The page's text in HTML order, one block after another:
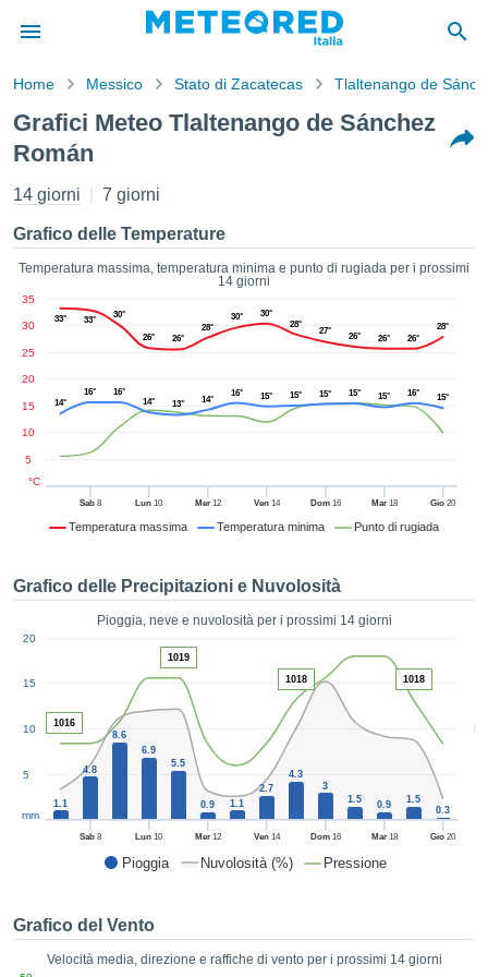
di
da
che le
di
a
Web
i
sulle
simili,
clic sul
IMPOSTAZIONI
Home Messico Stato di Zacatecas Tlaltenango de
Grafici Meteo Tlaltenango de Sánchez
Román
14 giorni 7 giorni
Grafico delle Temperature
Temperatura massima, temperatura minima e punto di rugiada per i prossimi
14 giorni
Temperatura massima Temperatura minima Punto di rugiada
Sab8 Lun 10 Mer12 Ven14 Dom16 Mar18 Gio 20
5
10
15
20
25
30
35
°C
33° 33°
30°
26° 26°
28°
30°
30°
28°
27°
26° 26° 26°
28°
14°
16°
16°
14°
13° 14°
16° 15° 15° 15° 15° 15° 16° 15°
Grafico delle Precipitazioni e Nuvolosità
Pioggia, neve e nuvolosità per i prossimi 14 giorni
Pioggia Nuvolosità (%) Pressione
50
Sab8 Lun 10 Mer12 Ven14 Dom16 Mar18 Gio 20
5
10
15
20
mm
1.1
4.8
8.6
6.9
5.5
0.9 1.1
2.7
4.3
3
1.5
0.9
1.5
0.3
1016
1019
1018
1018
Grafico del Vento
Velocità media, direzione e raffiche di vento per i prossimi 14 giorni